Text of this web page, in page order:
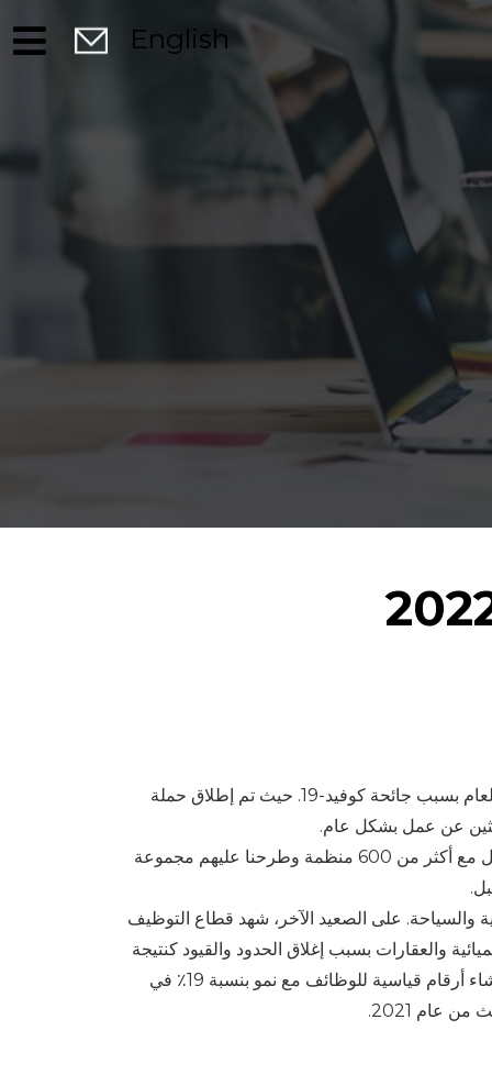
English
شهد الاقتصاد السعودي وسوق الوظائف بشكل عام انتعاشاً كبيراً خلال عام 2021 وذلك على الرغم من التحديات التي شهدها العام بسبب جائحة كوفيد-19. حيث تم إطلاق حملة
استندنا في دليل رواتب Cooper Fitch هذا العام إلى سبعة أسئلة قياسية لتحسين جودة البيانات التي نقدمها لك. قمنا بالتواصل مع أكثر من 600 منظمة وطرحنا عليهم مجموعة
والسياحة. على الصعيد الآخر، شهد قطاع التوظيف
والعقارات بسبب إغلاق الحدود والقيود كنتيجة
للوباء. لقد شهدنا انتعاشًا تدريجيًا في القطاعات السابق ذكرها أعلاه في الربع الثالث من هذا العام، وفي بعض الحالات شهدنا إنشاء أرقام قياسية للوظائف مع نمو بنسبة 19٪ في